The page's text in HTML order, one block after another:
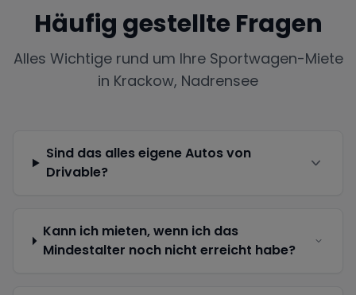
Häufig gestellte Fragen
Alles Wichtige rund um Ihre Sportwagen-Miete
in Krackow, Nadrensee
Sind das alles eigene Autos von
Drivable?
Kann ich mieten, wenn ich das
Mindestalter noch nicht erreicht habe?